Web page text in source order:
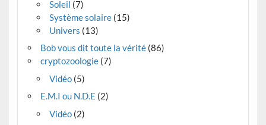
Soleil (7)
Système solaire(15)
Univers (13)
Bob vous dit toute la vérité(86)
cryptozoologie(7)
Vidéo(5)
E.M.I ou N.D.E (2)
Vidéo(2)